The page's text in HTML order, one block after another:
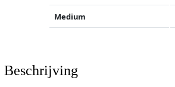
Medium
Beschrijving